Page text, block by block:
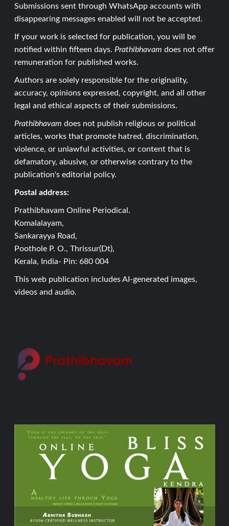
Submissions sent through WhatsApp accounts with
disappearing messages enabled will not be accepted.
If your work is selected for publication, you will be
notified within fifteen days. Prathibhavam does not offer
remuneration for published works.
Authors are solely responsible for the originality,
accuracy, opinions expressed, copyright, and all other
legal and ethical aspects of their submissions.
Prathibhavam does not publish religious or political
articles, works that promote hatred, discrimination,
violence, or unlawful activities, or content that is
defamatory, abusive, or otherwise contrary to the
publication's editorial policy.
Postal address:
Prathibhavam Online Periodical.
Komalalayam,
Sankarayya Road,
Poothole P. O., Thrissur(Dt),
Kerala, India- Pin: 680 004
This web publication includes AI-generated images,
videos and audio.